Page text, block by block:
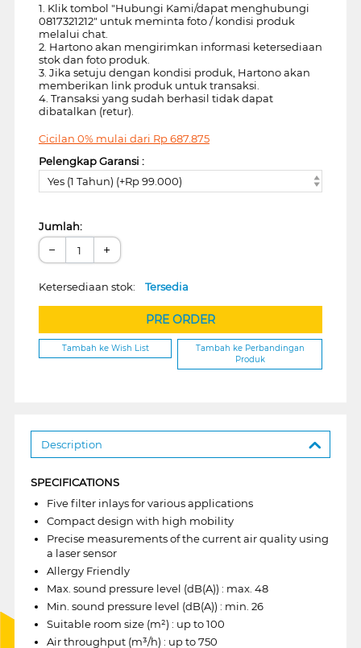
1. Klik tombol "Hubungi Kami/dapat menghubungi
0817321212" untuk meminta foto / kondisi produk
melalui chat.
2. Hartono akan mengirimkan informasi ketersediaan
stok dan foto produk.
3. Jika setuju dengan kondisi produk, Hartono akan
memberikan link produk untuk transaksi.
4. Transaksi yang sudah berhasil tidak dapat
dibatalkan (retur).
Cicilan 0% mulai dari Rp687.875
Pelengkap Garansi :
Yes (1 Tahun) (+Rp 99.000)
Jumlah:
− +
Ketersediaan stok: Tersedia
PRE ORDER
Tambah ke Wish List
Tambah ke Perbandingan
Produk
Description
SPECIFICATIONS
Five filter inlays for various applications
Compact design with high mobility
Precise measurements of the current air quality using
a laser sensor
Allergy Friendly
Max. sound pressure level (dB(A)) : max. 48
Min. sound pressure level (dB(A)) : min. 26
Suitable room size (m²) : up to 100
Air throughput (m³/h) : up to 750